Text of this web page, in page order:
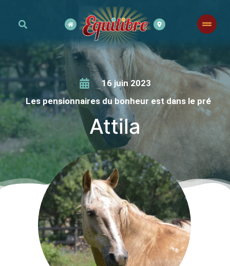
16 juin 2023
Les pensionnaires du bonheur est dans le pré
Attila